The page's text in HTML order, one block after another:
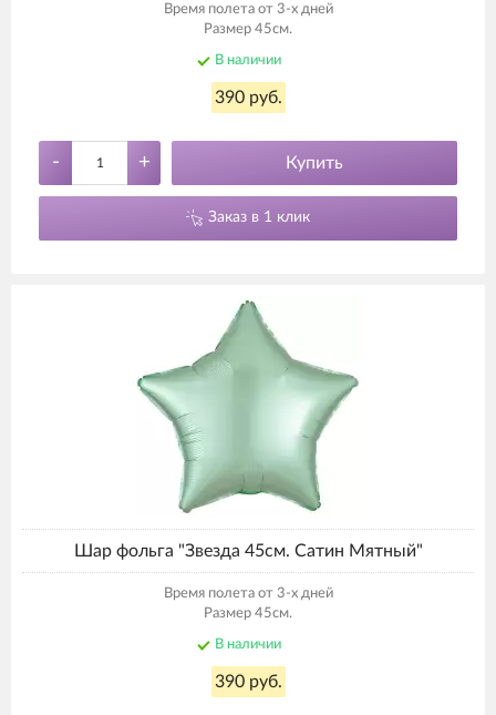
Время полета от 3-х дней
Размер 45см.
В наличии
390 руб.
- + Купить
Заказ в 1 клик
Шар фольга "Звезда 45см. Сатин Мятный"
Время полета от 3-х дней
Размер 45см.
В наличии
390 руб.